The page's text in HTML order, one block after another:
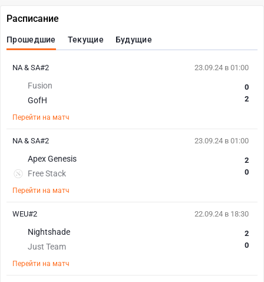
Расписание
Прошедшие Текущие Будущие
23.09.24 в 01:00
Fusion
GofH
0
2
Перейти на матч
NA & SA#2
23.09.24 в 01:00
Apex Genesis
Free Stack
2
0
Перейти на матч
NA & SA#2
22.09.24 в 18:30
Nightshade
Just Team
2
0
Перейти на матч
WEU#2